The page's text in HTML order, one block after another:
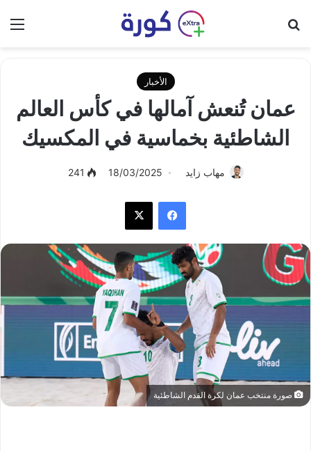
الأخبار
عمان تُنعش آمالها في كأس العالم
الشاطئية بخماسية في المكسيك
مهاب زايد 18/03/2025
241
فيسبوك
صورة منتخب عمان لكرة القدم الشاطئية